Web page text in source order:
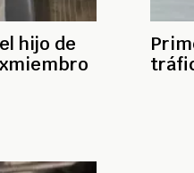
hijo de